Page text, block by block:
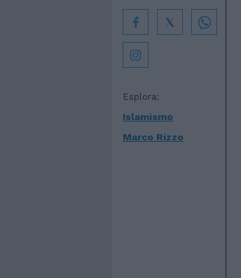
Esplora:
Islamismo
Marco Rizzo